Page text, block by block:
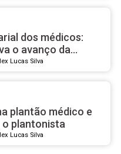
dos médicos:
o avanço da
Lucas Silva
plantão médico e
o plantonista
Lucas Silva